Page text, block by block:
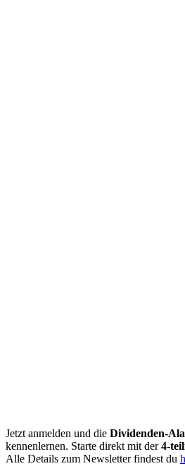
Jetzt anmelden und die Dividenden-
kennenlernen. Starte direkt mit der4-
Alle Details zum Newsletter findest du